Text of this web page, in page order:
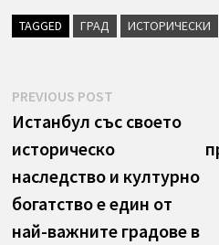
TAGGED ГРАД ИСТОРИЧЕСКИ
Навигация
PREVIOUS POSTPrevious
post:
Истанбул със своето
историческо
наследство и културно
богатство е един от
най-важните градове в